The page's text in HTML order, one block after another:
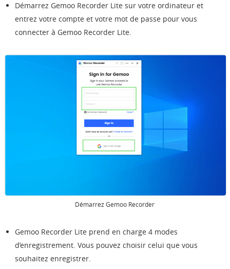
Démarrez Gemoo Recorder Lite sur votre ordinateur et
entrez votre compte et votre mot de passe pour vous
connecter à Gemoo Recorder Lite.
Démarrez Gemoo Recorder
Gemoo Recorder Lite prend en charge 4 modes
d’enregistrement. Vous pouvez choisir celui que vous
souhaitez enregistrer.